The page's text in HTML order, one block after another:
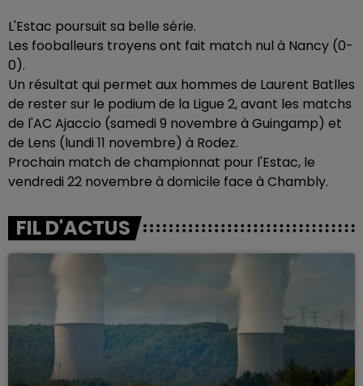
L'Estac poursuit sa belle série.
Les fooballeurs troyens ont fait match nul à Nancy (0-
0).
Un résultat qui permet aux hommes de Laurent Batlles
de rester sur le podium de la Ligue 2, avant les matchs
de l'AC Ajaccio (samedi 9 novembre à Guingamp) et
de Lens (lundi 11 novembre) à Rodez.
Prochain match de championnat pour l'Estac, le
vendredi 22 novembre à domicile face à Chambly.
FIL D'ACTUS